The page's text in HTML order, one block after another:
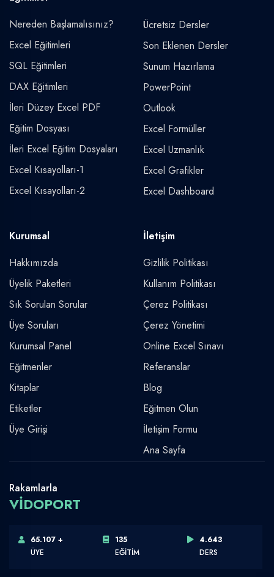
Nereden Başlamalısınız?
Excel Eğitimleri
SQL Eğitimleri
DAX Eğitimleri
İleri Düzey Excel PDF
Eğitim Dosyası
İleri Excel Eğitim Dosyaları
Excel Kısayolları-1
Excel Kısayolları-2
Ücretsiz Dersler
Son Eklenen Dersler
Sunum Hazırlama
PowerPoint
Outlook
Excel Formüller
Excel Uzmanlık
Excel Grafikler
Excel Dashboard
Kurumsal
Hakkımızda
Üyelik Paketleri
Sık Sorulan Sorular
Üye Soruları
Kurumsal Panel
Eğitmenler
Kitaplar
Etiketler
Üye Girişi
İletişim
Gizlilik Politikası
Kullanım Politikası
Çerez Politikası
Çerez Yönetimi
Online Excel Sınavı
Referanslar
Blog
Eğitmen Olun
İletişim Formu
Ana Sayfa
Rakamlarla
VİDOPORT
65.107 +
ÜYE
135
EĞİTİM
4.643
DERS